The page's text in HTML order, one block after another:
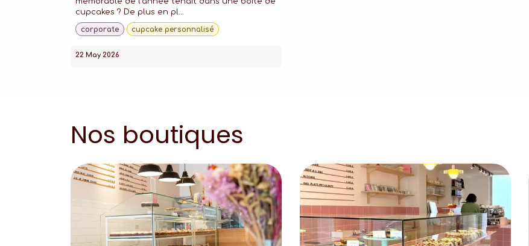
cupcakes ? De plus en pl...
corporate cupcake personnalisé
22 May 2026
Nos boutiques